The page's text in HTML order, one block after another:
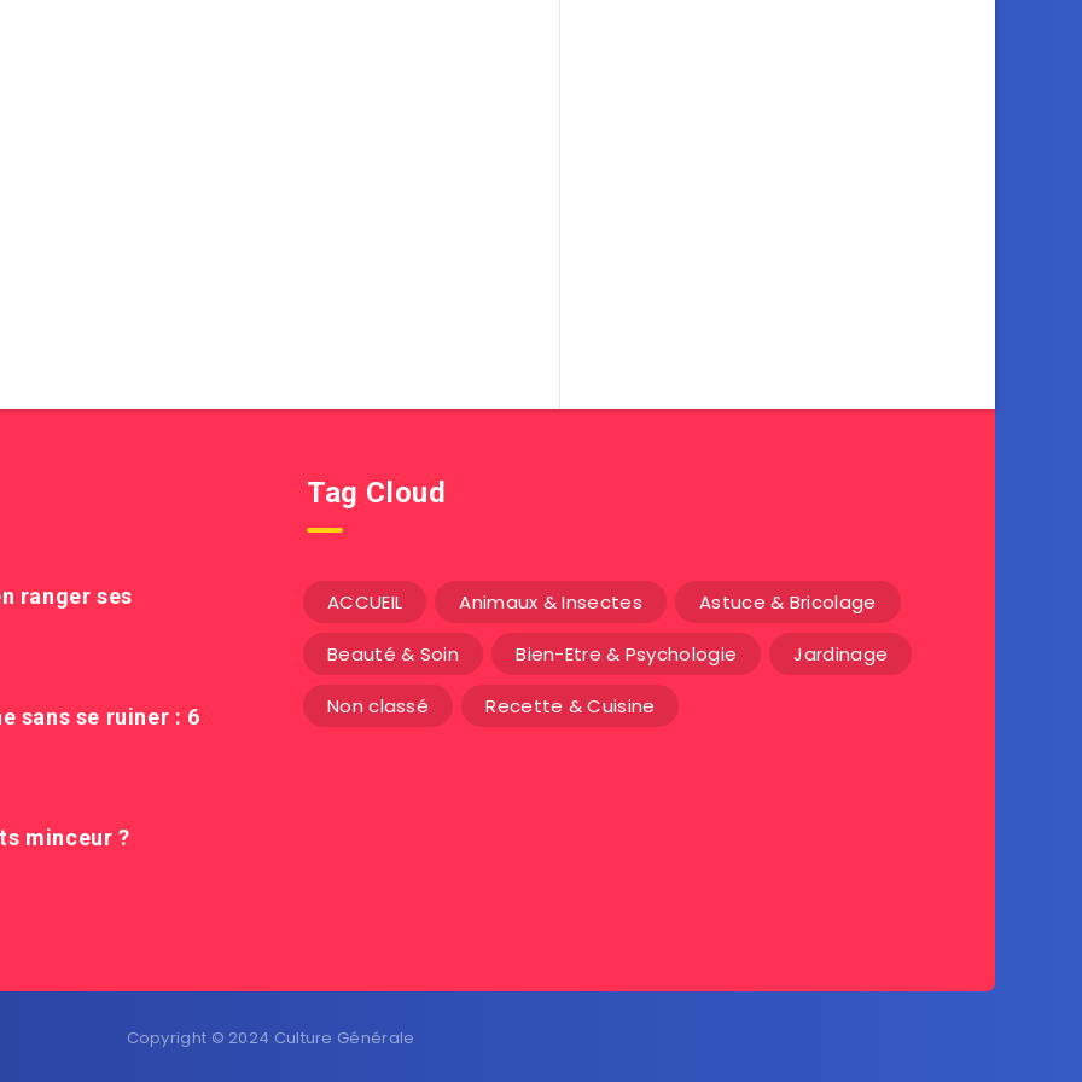
ranger ses
sans se ruiner : 6
minceur ?
Tag Cloud
ACCUEIL Animaux & Insectes Astuce & Bricolage
Beauté & Soin Bien-Etre & Psychologie Jardinage
Non classé Recette & Cuisine
Copyright © 2024 Culture Générale